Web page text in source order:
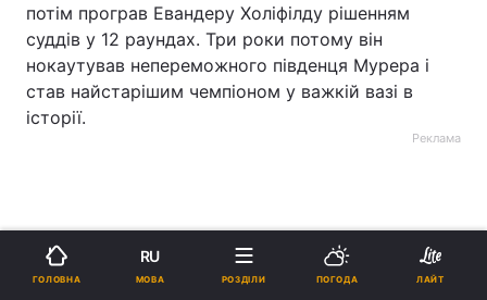
потім програв Евандеру Холіфілду рішенням
суддів у 12 раундах. Три роки потому він
нокаутував непереможного південця Мурера і
став найстарішим чемпіоном у важкій вазі в
історії.
Реклама
ГОЛОВНА
RU
МОВА РОЗДІЛИ ПОГОДА ЛАЙТ